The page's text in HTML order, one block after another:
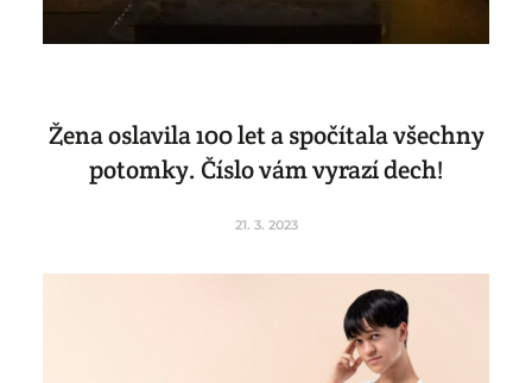
Žena oslavila 100 let a spočítala všechny
potomky. Číslo vám vyrazí dech!
21. 3. 2023